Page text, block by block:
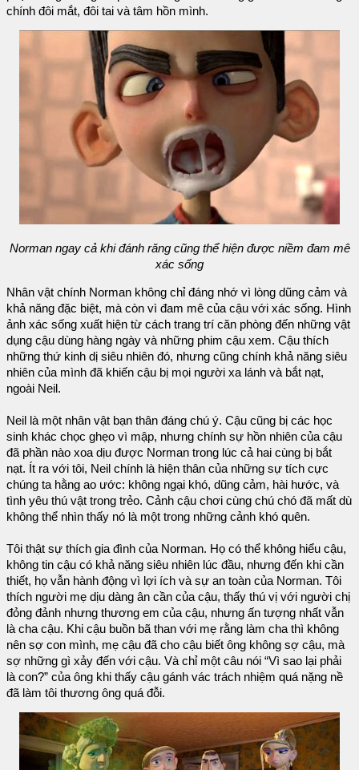
chính đôi mắt, đôi tai và tâm hồn mình.
Norman ngay cả khi đánh răng cũng thể hiện được niềm đam mê
xác sống
Nhân vật chính Norman không chỉ đáng nhớ vì lòng dũng cảm và
khả năng đặc biệt, mà còn vì đam mê của cậu với xác sống. Hình
ảnh xác sống xuất hiện từ cách trang trí căn phòng đến những vật
dụng cậu dùng hàng ngày và những phim cậu xem. Cậu thích
những thứ kinh dị siêu nhiên đó, nhưng cũng chính khả năng siêu
nhiên của mình đã khiến cậu bị mọi người xa lánh và bắt nạt,
ngoài Neil.
Neil là một nhân vật bạn thân đáng chú ý. Cậu cũng bị các học
sinh khác chọc ghẹo vì mập, nhưng chính sự hồn nhiên của cậu
đã phần nào xoa dịu được Norman trong lúc cả hai cùng bị bắt
nạt. Ít ra với tôi, Neil chính là hiện thân của những sự tích cực
chúng ta hằng ao ước: không ngại khó, dũng cảm, hài hước, và
tình yêu thú vật trong trẻo. Cảnh cậu chơi cùng chú chó đã mất dù
không thể nhìn thấy nó là một trong những cảnh khó quên.
Tôi thật sự thích gia đình của Norman. Họ có thể không hiểu cậu,
không tin cậu có khả năng siêu nhiên lúc đầu, nhưng đến khi cần
thiết, họ vẫn hành động vì lợi ích và sự an toàn của Norman. Tôi
thích người mẹ dịu dàng ân cần của cậu, thấy thú vị với người chị
đỏng đảnh nhưng thương em của cậu, nhưng ấn tượng nhất vẫn
là cha cậu. Khi cậu buồn bã than với mẹ rằng làm cha thì không
nên sợ con mình, mẹ cậu đã cho cậu biết ông không sợ cậu, mà
sợ những gì xảy đến với cậu. Và chỉ một câu nói “Vì sao lại phải
là con?” của ông khi thấy cậu gánh vác trách nhiệm quá nặng nề
đã làm tôi thương ông quá đỗi.